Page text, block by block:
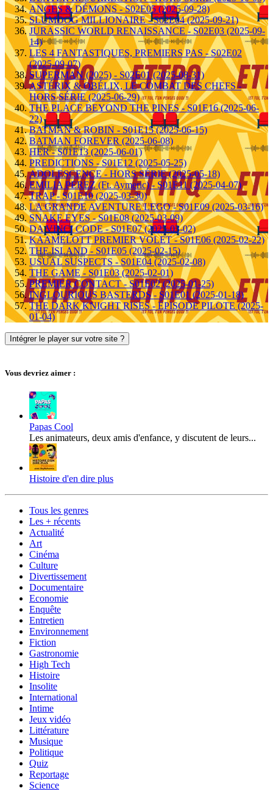
ANGES & DÉMONS - S02E05 (2025-09-28)
SLUMDOG MILLIONAIRE - S02E04 (2025-09-21)
JURASSIC WORLD RENAISSANCE - S02E03 (2025-09-
14)
LES 4 FANTASTIQUES, PREMIERS PAS - S02E02
(2025-09-07)
SUPERMAN (2025) - S02E01 (2025-08-31)
ASTÉRIX & OBÉLIX, LE COMBAT DES CHEFS -
HORS SÉRIE (2025-06-29)
THE PLACE BEYOND THE PINES - S01E16 (2025-06-
22)
BATMAN & ROBIN - S01E15 (2025-06-15)
BATMAN FOREVER (2025-06-08)
HER - S01E13 (2025-06-01)
PREDICTIONS - S01E12 (2025-05-25)
ADOLESCENCE - HORS SÉRIE (2025-05-18)
EMILIA PEREZ (Ft. Aymeric) - S01E11 (2025-04-07)
TRAP - S01E10 (2025-03-30)
LA GRANDE AVENTURE LEGO - S01E09 (2025-03-16)
SNAKE EYES - S01E08 (2025-03-09)
DA VINCI CODE - S01E07 (2025-03-02)
KAAMELOTT PREMIER VOLET - S01E06 (2025-02-22)
THE ISLAND - S01E05 (2025-02-15)
USUAL SUSPECTS - S01E04 (2025-02-08)
THE GAME - S01E03 (2025-02-01)
PREMIER CONTACT - S01E02 (2025-01-25)
INGLOURIOUS BASTERDS - S01E01 (2025-01-18)
THE DARK KNIGHT RISES - ÉPISODE PILOTE (2025-
01-04)
Intégrer le player sur votre site ?
Vous devriez aimer :
Papas Cool
Les animateurs, deux amis d'enfance, y discutent de leurs...
Histoire d'en dire plus
Tous les genres
Les + récents
Actualité
Art
Cinéma
Culture
Divertissement
Documentaire
Economie
Enquête
Entretien
Environnement
Fiction
Gastronomie
High Tech
Histoire
Insolite
International
Intime
Jeux vidéo
Littérature
Musique
Politique
Quiz
Reportage
Science